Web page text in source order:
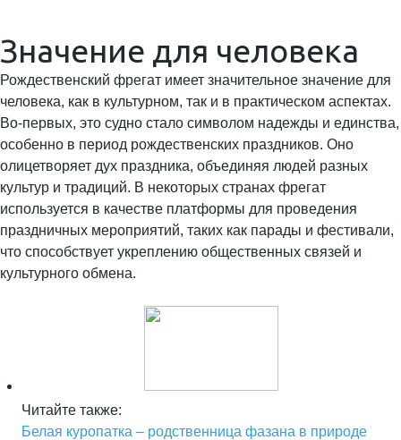
Значение для человека
Рождественский фрегат имеет значительное значение для
человека, как в культурном, так и в практическом аспектах.
Во-первых, это судно стало символом надежды и единства,
особенно в период рождественских праздников. Оно
олицетворяет дух праздника, объединяя людей разных
культур и традиций. В некоторых странах фрегат
используется в качестве платформы для проведения
праздничных мероприятий, таких как парады и фестивали,
что способствует укреплению общественных связей и
культурного обмена.
Читайте также:
Белая куропатка – родственница фазана в природе